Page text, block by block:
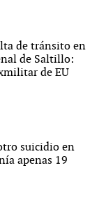
de tránsito en
de Saltillo:
de EU
suicidio en
apenas 19